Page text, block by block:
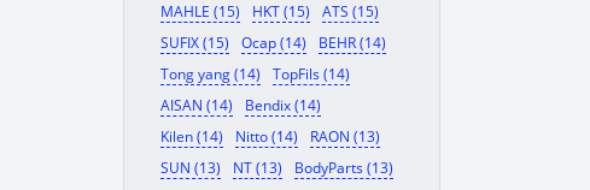
MAHLE (15)
HKT (15)
ATS (15)
SUFIX (15)
Ocap (14)
BEHR (14)
Tong yang (14)
TopFils (14)
AISAN (14)
Bendix (14)
Kilen (14)
Nitto (14)
RAON (13)
SUN (13)
NT (13)
BodyParts (13)